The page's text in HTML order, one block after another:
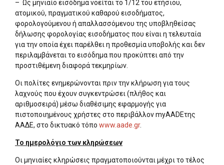
– Ως μηνιαίο εισόδημα νοείται το 1/12 του ετήσιου,
ατομικού, πραγματικού καθαρού εισοδήματος,
φορολογούμενου ή απαλλασσόμενου της υποβληθείσας
δήλωσης φορολογίας εισοδήματος που είναι η τελευταία
για την οποία έχει παρέλθει η προθεσμία υποβολής και δεν
περιλαμβάνεται το εισόδημα που προκύπτει από την
προστιθέμενη διαφορά τεκμηρίων.
Οι πολίτες ενημερώνονται πριν την κλήρωση για τους
λαχνούς που έχουν συγκεντρώσει (πλήθος και
αριθμοσειρά) μέσω διαθέσιμης εφαρμογής για
πιστοποιημένους χρήστες στο περιβάλλον myAADEτης
ΑΑΔΕ, στο δικτυακό τόπο www.aade.gr.
Το ημερολόγιο των κληρώσεων
Οι μηνιαίες κληρώσεις πραγματοποιούνται μέχρι το τέλος